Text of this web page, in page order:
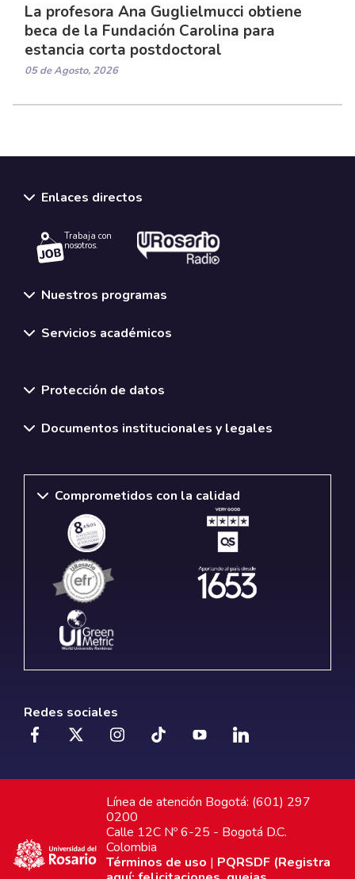
La profesora Ana Guglielmucci obtiene
beca de la Fundación Carolina para
estancia corta postdoctoral
05 de Agosto, 2026
Enlaces directos
Trabaja con
nosotros.
Nuestros programas
Servicios académicos
Protección de datos
Documentos institucionales y legales
Comprometidos con la calidad
Redes sociales
Línea de atención Bogotá: (601) 297
0200
Calle 12C Nº 6-25 - Bogotá D.C.
Colombia
Términos de uso | PQRSDF (Registra